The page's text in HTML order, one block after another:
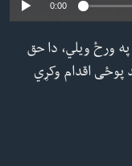
0:00
په ورځ ویلي، دا حق
پوځی اقدام وکړي